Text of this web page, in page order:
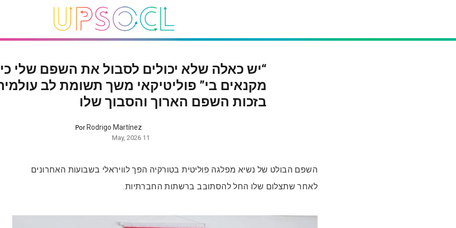
“יש כאלה שלא יכולים לסבול את השפם שלי
מקנאים בי” פוליטיקאי משך תשומת לב
בזכות השפם הארוך והסבוך שלו
PorRodrigo Martínez
11 May, 2026
השפם הבולט של נשיא מפלגה פוליטית בטורקיה הפך לוויראלי בשבועות האחרונים
לאחר שתצלום שלו החל להסתובב ברשתות החברתיות.